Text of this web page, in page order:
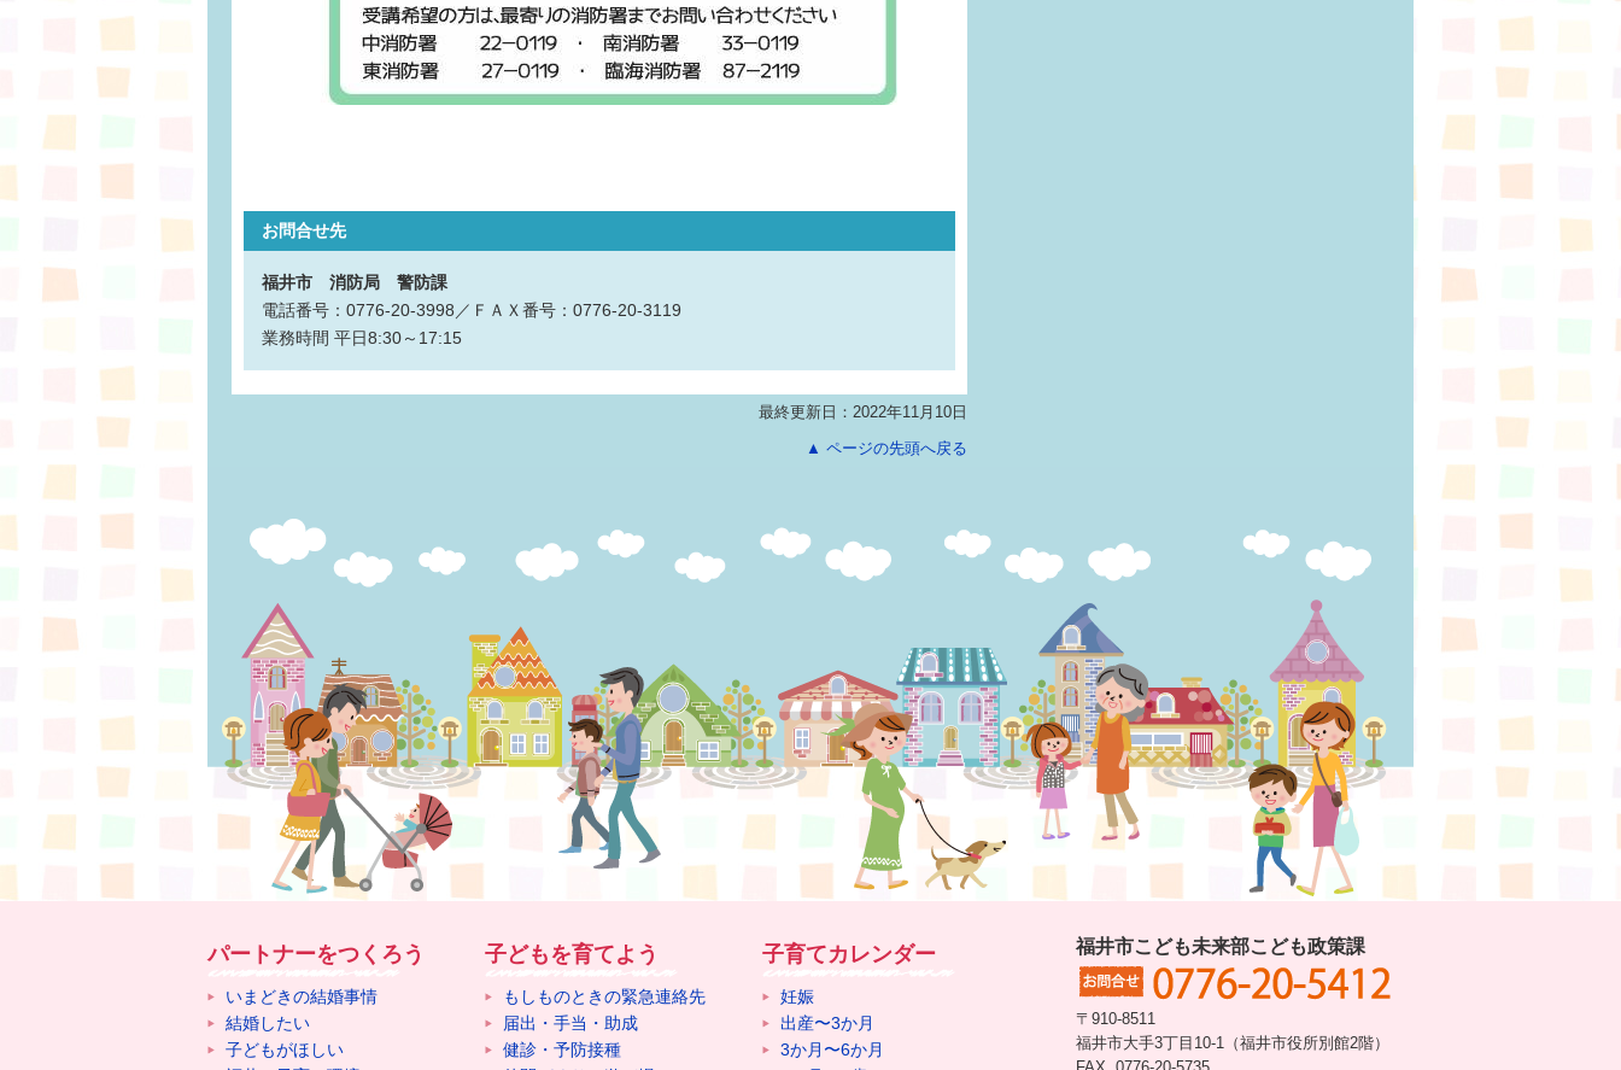
お問合せ先
福井市 消防局 警防課
電話番号：0776-20-3998／ＦＡＸ番号：0776-20-3119
業務時間 平日8:30～17:15
最終更新日：2022年11月10日
▲ ページの先頭へ戻る
パートナーをつくろう
いまどきの結婚事情
結婚したい
子どもがほしい
子どもを育てよう
もしものときの緊急連絡先
届出・手当・助成
健診・予防接種
子育てカレンダー
妊娠
出産〜3か月
3か月〜6か月
福井市こども未来部こども政策課
〒910-8511
福井市大手3丁目10-1（福井市役所別館2階）